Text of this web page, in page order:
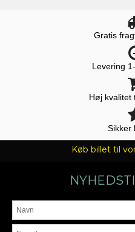
Gratis
Levering
Høj kvalitet
Sikker
Køb billet til